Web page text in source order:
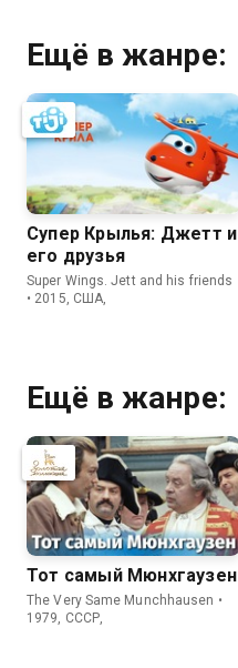
Ещё в жанре:
Супер Крылья: Джетт и
его друзья
Super Wings. Jett and his friends
• 2015, США,
Ещё в жанре:
Тот самый Мюнхгаузен
The Very Same Munchhausen •
1979, СССР,